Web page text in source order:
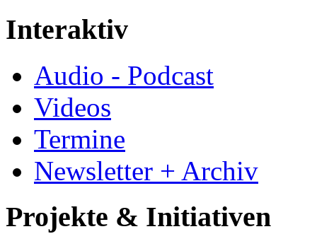
Interaktiv
Audio - Podcast
Videos
Termine
Newsletter + Archiv
Projekte & Initiativen